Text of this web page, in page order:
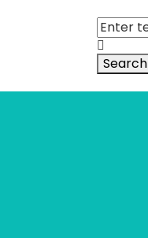
Search